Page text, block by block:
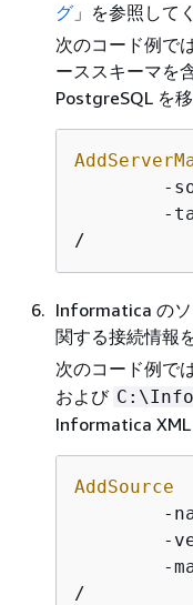
グ 」を参照して
次のコード例で
ーススキーマを
PostgreSQL を
-
-
/
Informatica のソ
関する接続情報
次のコード例では
および
Informatica XML
AddSource
-
-
-
/